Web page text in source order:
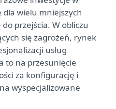
wielu mniejszych
przejścia. W obliczu
się zagrożeń, rynek
usług
to na przesunięcie
za konfigurację i
wyspecjalizowane